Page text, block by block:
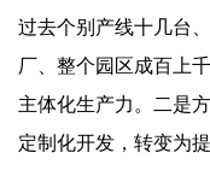
过去个别产线十几台
厂、整个园区成百上
主体化生产力。二是
定制化开发，转变为